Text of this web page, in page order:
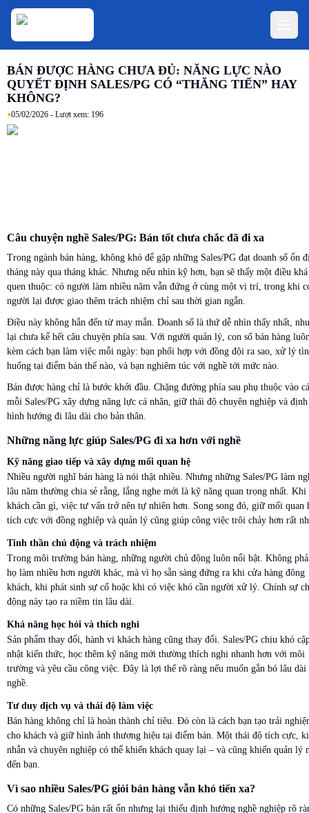
BÁN ĐƯỢC HÀNG CHƯA ĐỦ: NĂNG LỰC NÀO
QUYẾT ĐỊNH SALES/PG CÓ “THĂNG TIẾN” HAY
KHÔNG?
•05/02/2026 - Lượt xem: 196
Câu chuyện nghề Sales/PG: Bán tốt chưa chắc đã đi xa
Trong ngành bán hàng, không khó để gặp những Sales/PG đạt doanh số ổn
tháng này qua tháng khác. Nhưng nếu nhìn kỹ hơn, bạn sẽ thấy một điều khá
quen thuộc: có người làm nhiều năm vẫn đứng ở cùng một vị trí, trong khi
người lại được giao thêm trách nhiệm chỉ sau thời gian ngắn.
Điều này không hẳn đến từ may mắn. Doanh số là thứ dễ nhìn thấy nhất,
lại chưa kể hết câu chuyện phía sau. Với người quản lý, con số bán hàng
kèm cách bạn làm việc mỗi ngày: bạn phối hợp với đồng đội ra sao, xử lý
huống tại điểm bán thế nào, và bạn nghiêm túc với nghề tới mức nào.
Bán được hàng chỉ là bước khởi đầu. Chặng đường phía sau phụ thuộc vào
mỗi Sales/PG xây dựng năng lực cá nhân, giữ thái độ chuyên nghiệp và định
hình hướng đi lâu dài cho bản thân.
Những năng lực giúp Sales/PG đi xa hơn với nghề
Kỹ năng giao tiếp và xây dựng mối quan hệ
Nhiều người nghĩ bán hàng là nói thật nhiều. Nhưng những Sales/PG làm
lâu năm thường chia sẻ rằng, lắng nghe mới là kỹ năng quan trọng nhất. Khi
khách cần gì, việc tư vấn trở nên tự nhiên hơn. Song song đó, giữ mối quan
tích cực với đồng nghiệp và quản lý cũng giúp công việc trôi chảy hơn rất
Tinh thần chủ động và trách nhiệm
Trong môi trường bán hàng, những người chủ động luôn nổi bật. Không
họ làm nhiều hơn người khác, mà vì họ sẵn sàng đứng ra khi cửa hàng đông
khách, khi phát sinh sự cố hoặc khi có việc khó cần người xử lý. Chính sự
động này tạo ra niềm tin lâu dài.
Khả năng học hỏi và thích nghi
Sản phẩm thay đổi, hành vi khách hàng cũng thay đổi. Sales/PG chịu khó
nhật kiến thức, học thêm kỹ năng mới thường thích nghi nhanh hơn với môi
trường và yêu cầu công việc. Đây là lợi thế rõ ràng nếu muốn gắn bó lâu
nghề.
Tư duy dịch vụ và thái độ làm việc
Bán hàng không chỉ là hoàn thành chỉ tiêu. Đó còn là cách bạn tạo trải
cho khách và giữ hình ảnh thương hiệu tại điểm bán. Một thái độ tích cực,
nhẫn và chuyên nghiệp có thể khiến khách quay lại – và cũng khiến quản lý
đến bạn.
Vì sao nhiều Sales/PG giỏi bán hàng vẫn khó tiến xa?
Có những Sales/PG bán rất ổn nhưng lại thiếu định hướng nghề nghiệp rõ